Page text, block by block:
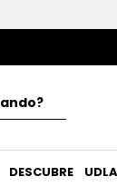
DESCUBRE UDLA